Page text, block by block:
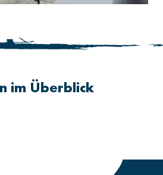
im Überblick